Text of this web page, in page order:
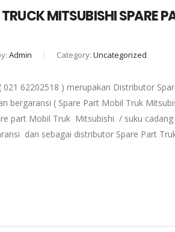
MITSUBISHI SPARE
Admin Category: Uncategorized
021 62202518 ) merupakan Distributor
bergaransi ( Spare Part Mobil Truk
part Mobil Truk Mitsubishi / suku
dan sebagai distributor Spare Part